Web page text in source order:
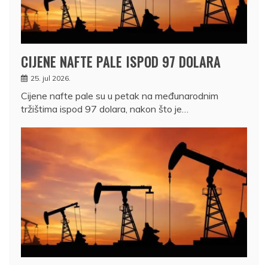
CIJENE NAFTE PALE ISPOD 97 DOLARA
25. jul 2026.
Cijene nafte pale su u petak na međunarodnim
tržištima ispod 97 dolara, nakon što je…